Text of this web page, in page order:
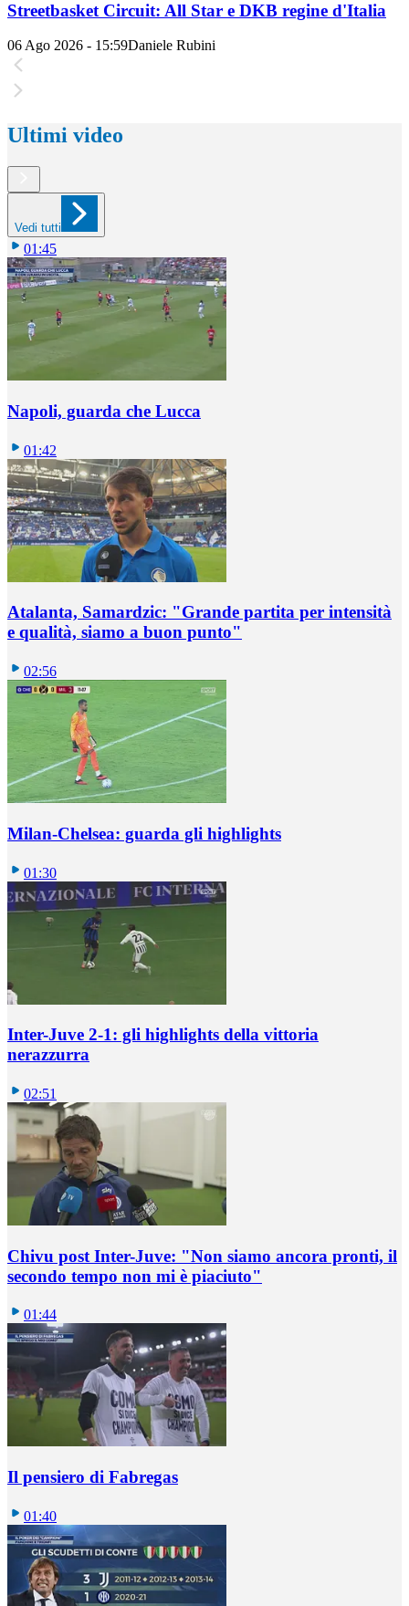
Streetbasket Circuit: All Star e DKB regine d'Italia
06 Ago 2026 - 15:59Daniele Rubini
Ultimi video
Vedi tutti
01:45
Napoli, guarda che Lucca
01:42
Atalanta, Samardzic: "Grande partita per intensità
e qualità, siamo a buon punto"
02:56
Milan-Chelsea: guarda gli highlights
01:30
Inter-Juve 2-1: gli highlights della vittoria
nerazzurra
02:51
Chivu post Inter-Juve: "Non siamo ancora pronti, il
secondo tempo non mi è piaciuto"
01:44
Il pensiero di Fabregas
01:40